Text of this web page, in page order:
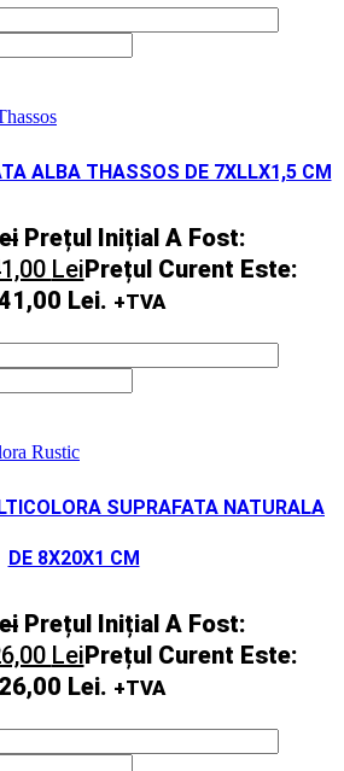
ALBA THASSOS DE 7XLLX1,5 CM
Prețul Inițial A Fost:
Lei Prețul Curent Este:
Lei. +TVA
SUPRAFATA NATURALA
DE 8X20X1 CM
Prețul Inițial A Fost:
Lei Prețul Curent Este:
Lei. +TVA